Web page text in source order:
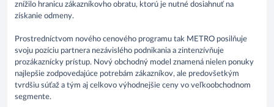
znížilo hranicu zákazníkovho obratu, ktorú je nutné dosiahnuť na
získanie odmeny.
Prostredníctvom nového cenového programu tak METRO posilňuje
svoju pozíciu partnera nezávislého podnikania a zintenzívňuje
prozákaznícky prístup. Nový obchodný model znamená nielen ponuky
najlepšie zodpovedajúce potrebám zákazníkov, ale predovšetkým
tvrdšiu súťaž a tým aj celkovo výhodnejšie ceny vo veľkoobchodnom
segmente.